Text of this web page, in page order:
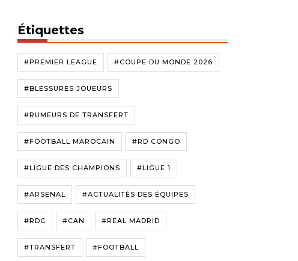
Étiquettes
#PREMIER LEAGUE #COUPE DU MONDE 2026
#BLESSURES JOUEURS
#RUMEURS DE TRANSFERT
#FOOTBALL MAROCAIN #RD CONGO
#LIGUE DES CHAMPIONS #LIGUE 1
#ARSENAL #ACTUALITÉS DES ÉQUIPES
#RDC #CAN #REAL MADRID
#TRANSFERT #FOOTBALL